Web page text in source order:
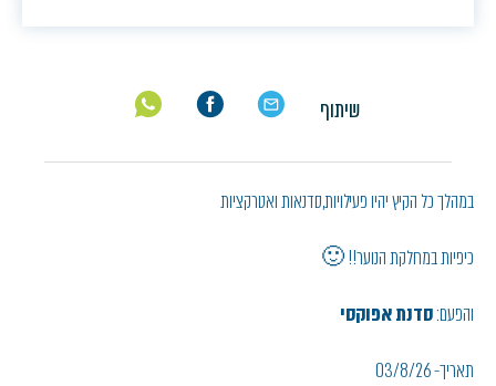
שיתוף
במהלך כל הקיץ יהיו פעילויות,סדנאות ואטרקציות
כיפיות במחלקת הנוער!! 🙂
והפעם:סדנת אפוקסי
תאריך- 03/8/26